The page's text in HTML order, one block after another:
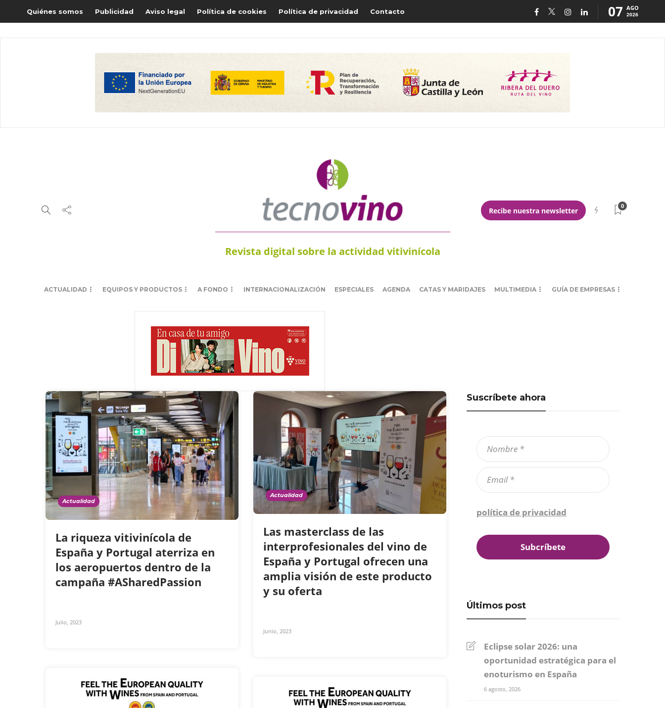
Quiénes somos Publicidad Aviso legal Política de cookies Política de privacidad Contacto 07 AGO
2026
Revista digital sobre la actividad vitivinícola
Recibe nuestra newsletter
0
ACTUALIDAD EQUIPOS Y PRODUCTOS A FONDO INTERNACIONALIZACIÓN ESPECIALES AGENDA CATAS Y MARIDAJES MULTIMEDIA GUÍA DE EMPRESAS
Actualidad
La riqueza vitivinícola de
España y Portugal aterriza en
los aeropuertos dentro de la
campaña #ASharedPassion
Julio, 2023
Actualidad
Las masterclass de las
interprofesionales del vino de
España y Portugal ofrecen una
amplia visión de este producto
y su oferta
Junio, 2023
Suscríbete ahora
política de privacidad
Últimos post
Eclipse solar 2026: una
oportunidad estratégica para el
enoturismo en España
6 agosto, 2026